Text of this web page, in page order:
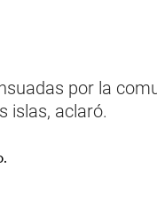
por la
islas, aclaró.